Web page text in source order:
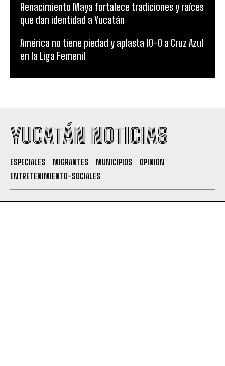
Renacimiento Maya fortalece tradiciones y raíces
que dan identidad a Yucatán
América no tiene piedad y aplasta 10-0 a Cruz Azul
en la Liga Femenil
YUCATÁN NOTICIAS
ESPECIALES MIGRANTES MUNICIPIOS
OPINION
ENTRETENIMIENTO-SOCIALES